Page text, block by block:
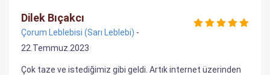
Dilek Bıçakcı
Çorum Leblebisi (Sarı Leblebi) -
22.Temmuz.2023
Çok taze ve istediğimiz gibi geldi. Artık internet üzerinden